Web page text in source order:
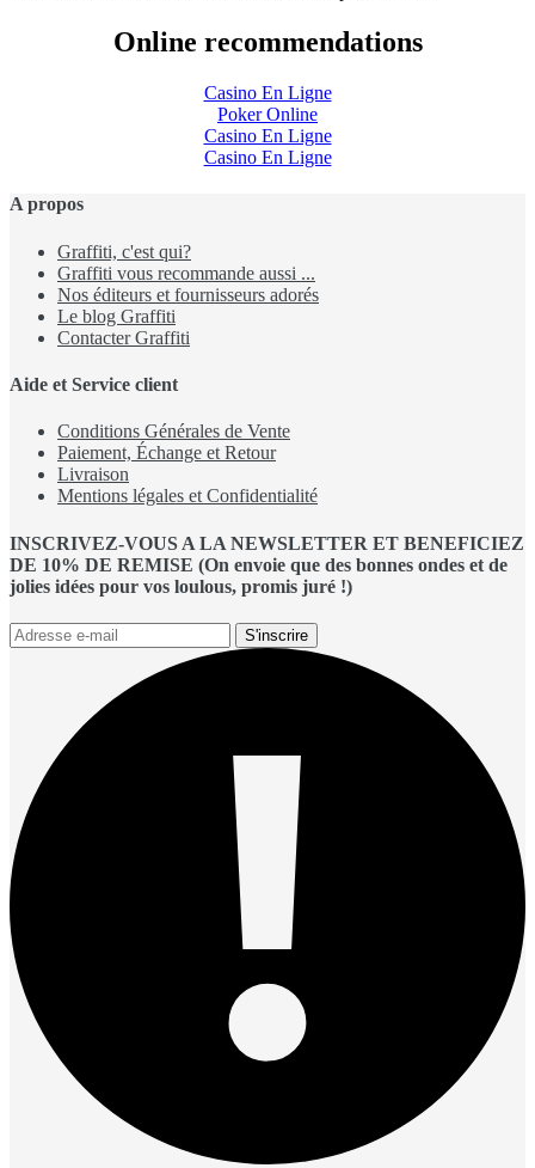
Online recommendations
Casino En Ligne
Poker Online
Casino En Ligne
Casino En Ligne
A propos
Graffiti, c'est qui?
Graffiti vous recommande aussi ...
Nos éditeurs et fournisseurs adorés
Le blog Graffiti
Contacter Graffiti
Aide et Service client
Conditions Générales de Vente
Paiement, Échange et Retour
Livraison
Mentions légales et Confidentialité
INSCRIVEZ-VOUS A LA NEWSLETTER ET BENEFICIEZ
DE 10% DE REMISE (On envoie que des bonnes ondes et de
jolies idées pour vos loulous, promis juré !)
S'inscrire